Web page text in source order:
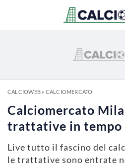
CALCIOWEB» CALCIOMERCATO
Calciomercato
trattative in tempo
Live tutto il fascino del
le trattative sono entrate